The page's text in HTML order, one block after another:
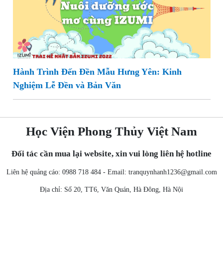
Hành Trình Đến Đền Mẫu Hưng Yên: Kinh
Nghiệm Lễ Đền và Bản Văn
Học Viện Phong Thủy Việt Nam
Đối tác cần mua lại website, xin vui lòng liên hệ hotline
Liên hệ quảng cáo: 0988 718 484 - Email: tranquynhanh1236@gmail.com
Địa chỉ: Số 20, TT6, Văn Quán, Hà Đông, Hà Nội